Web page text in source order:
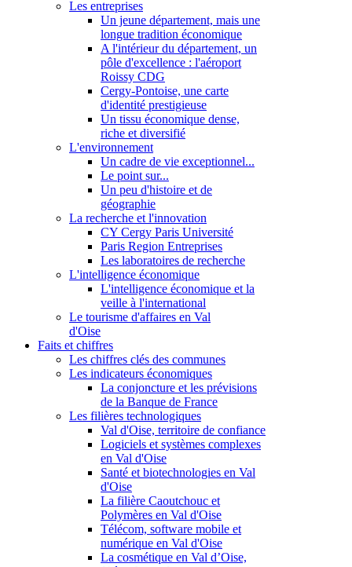
Les entreprises
Un jeune département, mais une
longue tradition économique
A l'intérieur du département, un
pôle d'excellence : l'aéroport
Roissy CDG
Cergy-Pontoise, une carte
d'identité prestigieuse
Un tissu économique dense,
riche et diversifié
L'environnement
Un cadre de vie exceptionnel...
Le point sur...
Un peu d'histoire et de
géographie
La recherche et l'innovation
CY Cergy Paris Université
Paris Region Entreprises
Les laboratoires de recherche
L'intelligence économique
L'intelligence économique et la
veille à l'international
Le tourisme d'affaires en Val
d'Oise
Faits et chiffres
Les chiffres clés des communes
Les indicateurs économiques
La conjoncture et les prévisions
de la Banque de France
Les filières technologiques
Val d'Oise, territoire de confiance
Logiciels et systèmes complexes
en Val d'Oise
Santé et biotechnologies en Val
d'Oise
La filière Caoutchouc et
Polymères en Val d'Oise
Télécom, software mobile et
numérique en Val d'Oise
La cosmétique en Val d’Oise,